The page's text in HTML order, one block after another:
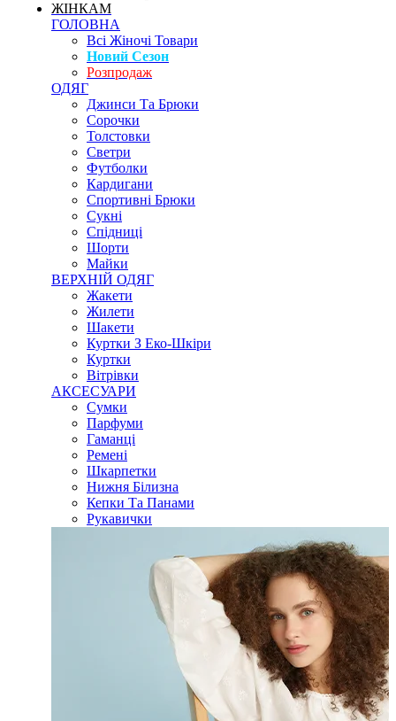
ЖІНКАМ
ГОЛОВНА
Всі Жіночі Товари
Новий Сезон
Розпродаж
ОДЯГ
Джинси Та Брюки
Сорочки
Толстовки
Светри
Футболки
Кардигани
Спортивні Брюки
Сукні
Спідниці
Шорти
Майки
ВЕРХНІЙ ОДЯГ
Жакети
Жилети
Шакети
Куртки З Еко-Шкіри
Куртки
Вітрівки
АКСЕСУАРИ
Сумки
Парфуми
Гаманці
Ремені
Шкарпетки
Нижня Білизна
Кепки Та Панами
Рукавички